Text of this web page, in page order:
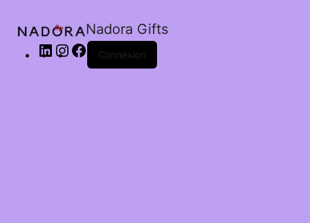
Nadora Gifts
Connexion